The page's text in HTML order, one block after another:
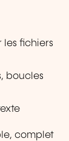
les fichiers
boucles
complet